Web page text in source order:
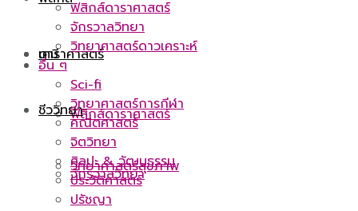
ดาราศาสตร์
ฟิสิกส์ดาราศาสตร์
จักรวาลวิทยา
เคมี
ชีววิทยา
วิทยาศาสตร์สุขภาพ
ฟิสิกส์ดาราศาสตร์
จักรวาลวิทยา
วิทยาศาสตร์ดาวเคราะห์
อื่น ๆ
Sci-fi
วิทยาศาสตร์การกีฬา
คณิตศาสตร์
จิตวิทยา
ศิลปะ & วัฒนธรรม
ประวัติศาสตร์
ปรัชญา